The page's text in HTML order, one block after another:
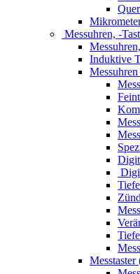
Messuhren, -
Induktive
Messtaster